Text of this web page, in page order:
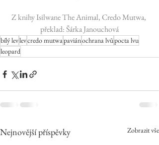
Z knihy Isilwane The Animal, Credo Mutwa,
překlad: Šárka Janouchová
bílý levlevcredo mutwapaviánochrana lvůpocta lvu
leopard
Nejnovější příspěvky Zobrazit vše